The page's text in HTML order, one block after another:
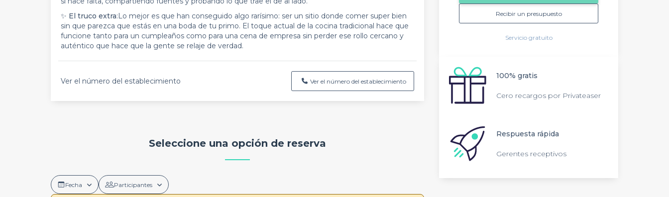
✨ El truco extra:Lo mejor es que han conseguido algo rarísimo: ser un sitio donde comer super bien
sin que parezca que estás en una boda de tu primo. El toque actual de la cocina tradicional hace que
funcione tanto para un cumpleaños como para una cena de empresa sin perder ese rollo cercano y
auténtico que hace que la gente se relaje de verdad.
Ver el número del establecimiento Ver el número del establecimiento
Seleccione una opción de reserva
Fecha Participantes
Recibir un presupuesto
Servicio gratuito
100% gratis
Cero recargos por Privateaser
Respuesta rápida
Gerentes receptivos